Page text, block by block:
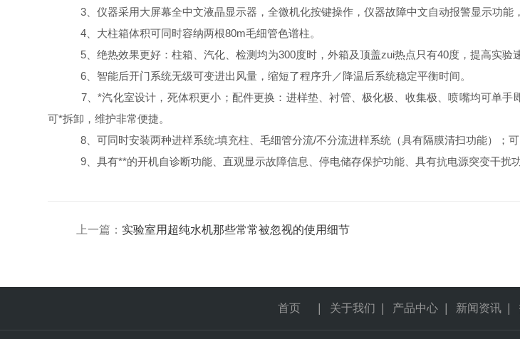
3、仪器采用大屏幕全中文液晶显示器，全微机化按键操作，仪器故障中文自动报警显示功能
4、大柱箱体积可同时容纳两根80m毛细管色谱柱。
5、绝热效果更好：柱箱、汽化、检测均为300度时，外箱及顶盖zui热点只有40度，提高实验
6、智能后开门系统无级可变进出风量，缩短了程序升／降温后系统稳定平衡时间。
7、*汽化室设计，死体积更小；配件更换：进样垫、衬管、极化极、收集极、喷嘴均可单
可*拆卸，维护非常便捷。
8、可同时安装两种进样系统:填充柱、毛细管分流/不分流进样系统（具有隔膜清扫功能）；可
9、具有**的开机自诊断功能、直观显示故障信息、停电储存保护功能、具有抗电源突变干扰功
上一篇： 实验室用超纯水机那些常常被忽视的使用细节
首页 关于我们 产品中心 新闻资讯